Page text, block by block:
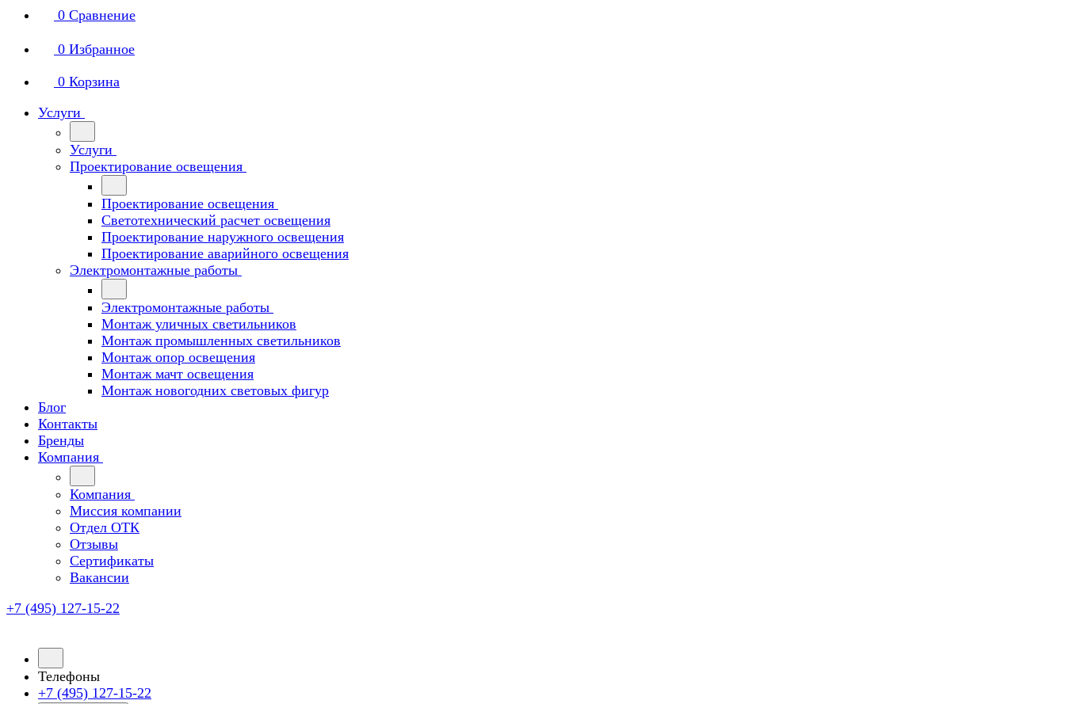
0 Сравнение
0 Избранное
0 Корзина
Услуги
Услуги
Проектирование освещения
Проектирование освещения
Светотехнический расчет освещения
Проектирование наружного освещения
Проектирование аварийного освещения
Электромонтажные работы
Электромонтажные работы
Монтаж уличных светильников
Монтаж промышленных светильников
Монтаж опор освещения
Монтаж мачт освещения
Монтаж новогодних световых фигур
Блог
Контакты
Бренды
Компания
Компания
Миссия компании
Отдел ОТК
Отзывы
Сертификаты
Вакансии
+7 (495) 127-15-22
Телефоны
+7 (495) 127-15-22